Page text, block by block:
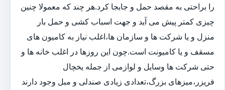
را براحتی به مقصد حمل و جابجا کرد.هر چند که معمولا چنین
چیزی کمتر پیش می آید و جهت اسباب کشی و حمل بار
منزل و یا شرکت ها و سازمان ها،اغلب نیاز به کامیون های
مسقف و یا کامیونت است.چون این روزها در اغلب خانه ها و
حتی شرکت ها وسایل و لوازمی از جمله یخچال
فریزر،میزهای بزرگ،تعدادی زیادی صندلی و مبل وجود دارند